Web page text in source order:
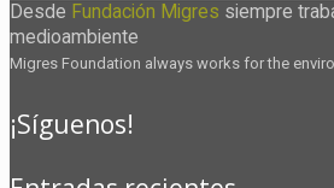
Desde Fundación Migres siempre
medioambiente
Migres Foundation always works for the
¡Síguenos!